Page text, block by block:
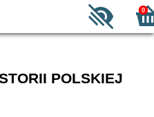
0
POLSKIEJ